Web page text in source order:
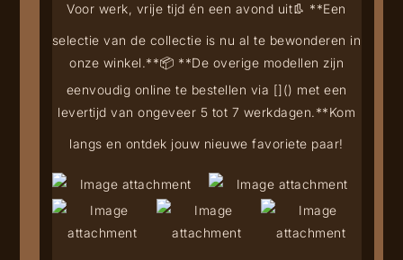
Voor werk, vrije tijd én een avond uit👢 **Een
selectie van de collectie is nu al te bewonderen in
onze winkel.**📦 **De overige modellen zijn
eenvoudig online te bestellen via []() met een
levertijd van ongeveer 5 tot 7 werkdagen.**Kom
langs en ontdek jouw nieuwe favoriete paar!